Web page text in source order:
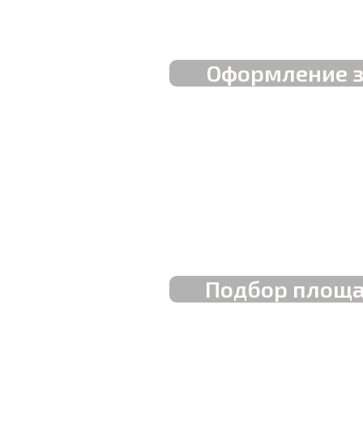
Подбор
Оформление